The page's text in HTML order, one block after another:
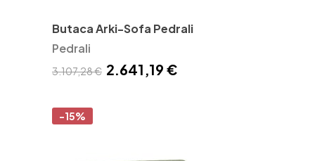
Butaca Arki-Sofa Pedrali
Pedrali
3.107,28 € 2.641,19 €
-15%